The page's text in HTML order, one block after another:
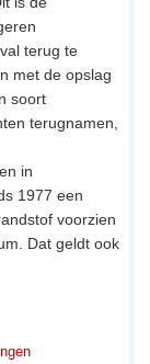
terug te
met de opslag
soort
terugnamen,
in
1977 een
voorzien
Dat geldt ook